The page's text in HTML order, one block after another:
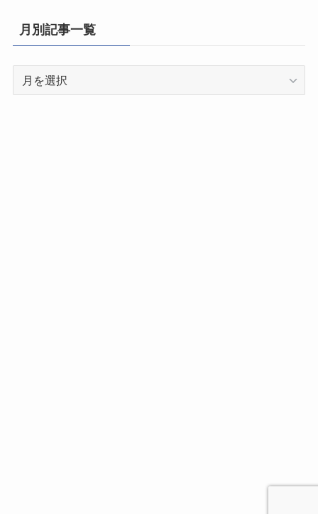
県
別
一
月別記事一覧